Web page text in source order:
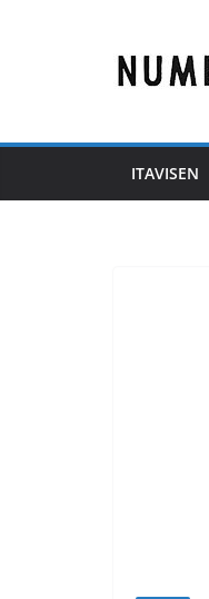
ITAVISEN